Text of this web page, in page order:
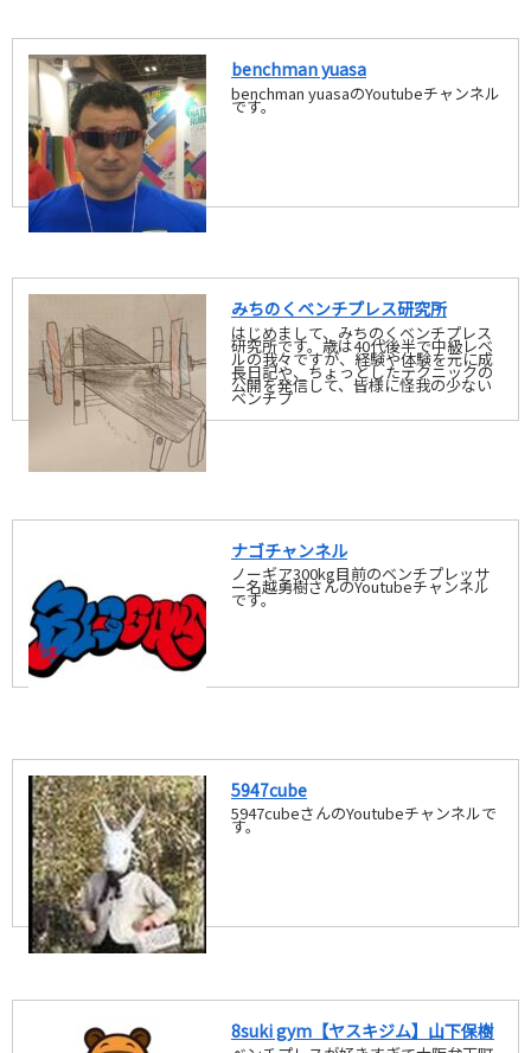
benchman yuasa
benchman yuasaのYoutubeチャンネル
です。
みちのくベンチプレス研究所
はじめまして、みちのくベンチプレス
研究所です。歳は40代後半で中級レベ
ルの我々ですが、経験や体験を元に成
長日記や、ちょっとしたテクニックの
公開を発信して、皆様に怪我の少ない
ベンチプ
ナゴチャンネル
ノーギア300kg目前のベンチプレッサ
ー名越勇樹さんのYoutubeチャンネル
です。
5947cube
5947cubeさんのYoutubeチャンネルで
す。
8suki gym【ヤスキジム】山下保樹